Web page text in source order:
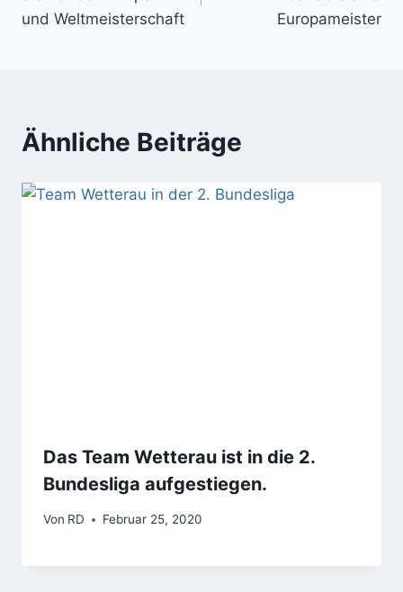
und Weltmeisterschaft
Europameister
Ähnliche Beiträge
Das Team Wetterau ist in die 2.
Bundesliga aufgestiegen.
Von RD Februar 25, 2020